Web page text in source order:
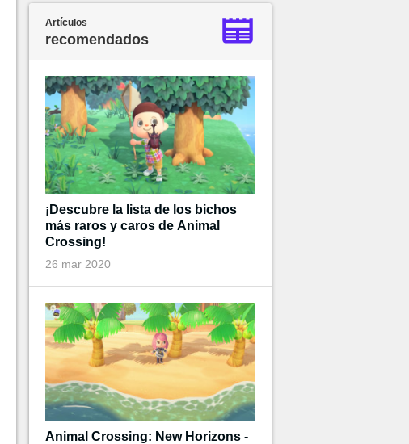
Artículos
recomendados
¡Descubre la lista de los bichos
más raros y caros de Animal
Crossing!
26 mar 2020
Animal Crossing: New Horizons -